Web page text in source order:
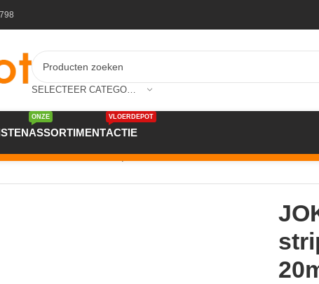
ASSORTIMENT
ONZE
ACTIE
VLOERDEPOT
laminaat & zwevend parket/JOKA JK121+ Alu Folie met